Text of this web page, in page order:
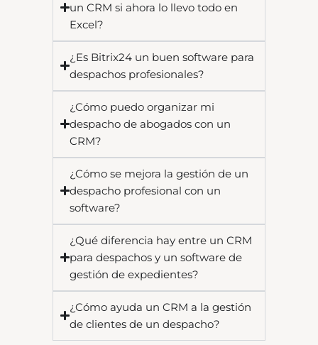
un CRM si ahora lo llevo todo en
Excel?
¿Es Bitrix24 un buen software para
despachos profesionales?
¿Cómo puedo organizar mi
despacho de abogados con un
CRM?
¿Cómo se mejora la gestión de un
despacho profesional con un
software?
¿Qué diferencia hay entre un CRM
para despachos y un software de
gestión de expedientes?
¿Cómo ayuda un CRM a la gestión
de clientes de un despacho?